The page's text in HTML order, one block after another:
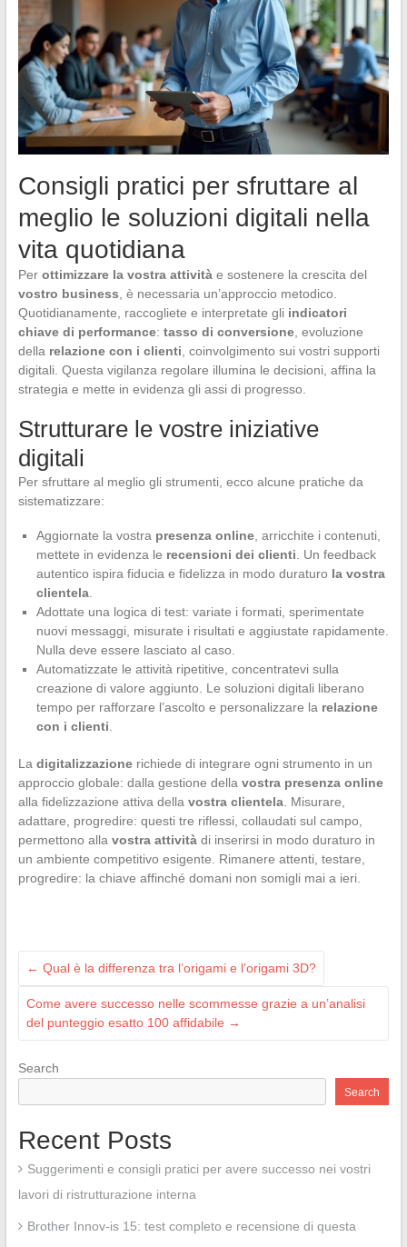
Consigli pratici per sfruttare al
meglio le soluzioni digitali nella
vita quotidiana
Per ottimizzare la vostra attivitàe sostenere la crescita del
vostro business , è necessaria un’approccio metodico.
Quotidianamente, raccogliete e interpretate gli indicatori
chiave di performance: tasso di conversione, evoluzione
della relazione con i clienti , coinvolgimento sui vostri supporti
digitali. Questa vigilanza regolare illumina le decisioni, affina la
strategia e mette in evidenza gli assi di progresso.
Strutturare le vostre iniziative
digitali
Per sfruttare al meglio gli strumenti, ecco alcune pratiche da
sistematizzare:
Aggiornate la vostra presenza online, arricchite i contenuti,
mettete in evidenza le recensioni dei clienti . Un feedback
autentico ispira fiducia e fidelizza in modo duraturo la vostra
clientela.
Adottate una logica di test: variate i formati, sperimentate
nuovi messaggi, misurate i risultati e aggiustate rapidamente.
Nulla deve essere lasciato al caso.
Automatizzate le attività ripetitive, concentratevi sulla
creazione di valore aggiunto. Le soluzioni digitali liberano
tempo per rafforzare l’ascolto e personalizzare la relazione
con i clienti
La digitalizzazionerichiede di integrare ogni strumento in un
approccio globale: dalla gestione della vostra presenza online
alla fidelizzazione attiva della vostra clientela. Misurare,
adattare, progredire: questi tre riflessi, collaudati sul campo,
permettono alla vostra attivitàdi inserirsi in modo duraturo in
un ambiente competitivo esigente. Rimanere attenti, testare,
progredire: la chiave affinché domani non somigli mai a ieri.
← Qual è la differenza tra l’origami e l’origami 3D?
Come avere successo nelle scommesse grazie a un’analisi
del punteggio esatto 100 affidabile →
Search
Search
Recent Posts
Suggerimenti e consigli pratici per avere successo nei vostri
lavori di ristrutturazione interna
Brother Innov-is 15: test completo e recensione di questa